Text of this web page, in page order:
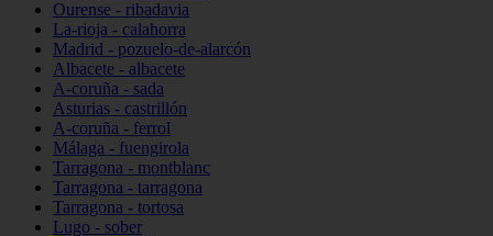
Ourense - ribadavia
La-rioja - calahorra
Madrid - pozuelo-de-alarcón
Albacete - albacete
A-coruña - sada
Asturias - castrillón
A-coruña - ferrol
Málaga - fuengirola
Tarragona - montblanc
Tarragona - tarragona
Tarragona - tortosa
Lugo - sober